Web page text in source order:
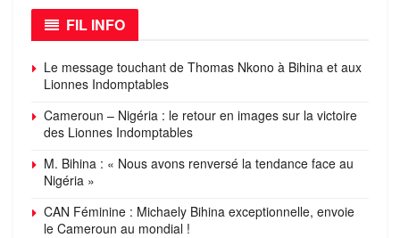
FIL INFO
Le message touchant de Thomas Nkono à Bihina et aux
Lionnes Indomptables
Cameroun – Nigéria : le retour en images sur la victoire
des Lionnes Indomptables
M. Bihina : « Nous avons renversé la tendance face au
Nigéria »
CAN Féminine : Michaely Bihina exceptionnelle, envoie
le Cameroun au mondial !